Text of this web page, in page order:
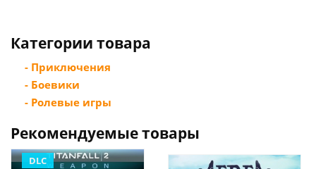
Категории товара
- Приключения
- Боевики
- Ролевые игры
Рекомендуемые товары
DLC